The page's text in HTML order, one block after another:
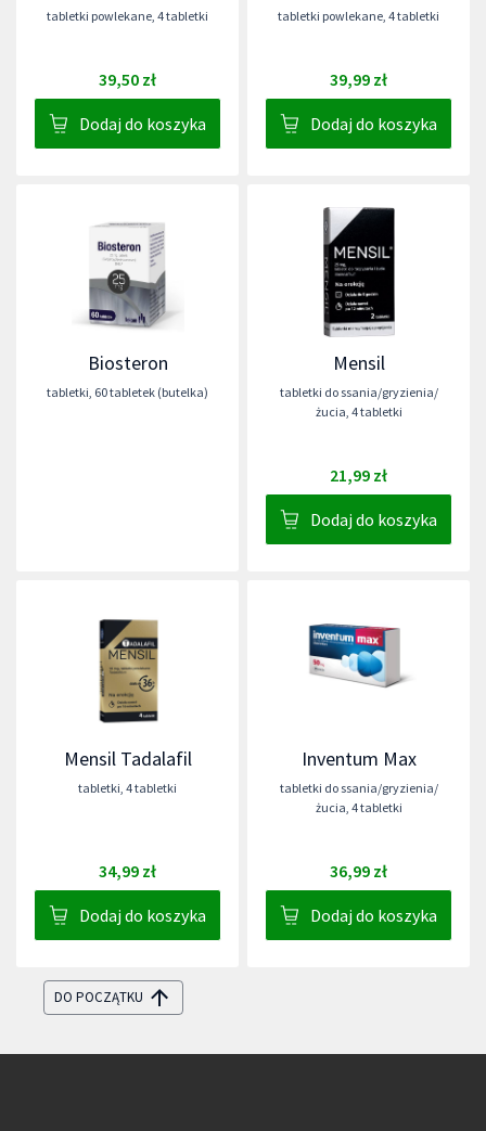
tabletki powlekane 4 tabletki
39,50 zł
Dodaj do koszyka
tabletki powlekane 4 tabletki
39,99 zł
Dodaj do koszyka
Biosteron
tabletki 60 tabletek (butelka)
Mensil
tabletki do ssania/gryzienia/
żucia 4 tabletki
21,99 zł
Dodaj do koszyka
Mensil Tadalafil
tabletki 4 tabletki
34,99 zł
Dodaj do koszyka
Inventum Max
tabletki do ssania/gryzienia/
żucia 4 tabletki
36,99 zł
Dodaj do koszyka
DO POCZĄTKU